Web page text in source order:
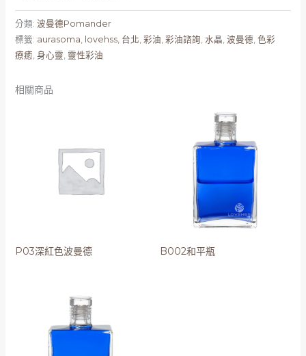
分類: 波曼德Pomander
標籤: aurasoma lovehss, 台北 彩油 彩油諮詢 水晶 波曼德 色彩
療癒 身心靈 靈性彩油
相關商品
P03深紅色波曼德 B002和平瓶